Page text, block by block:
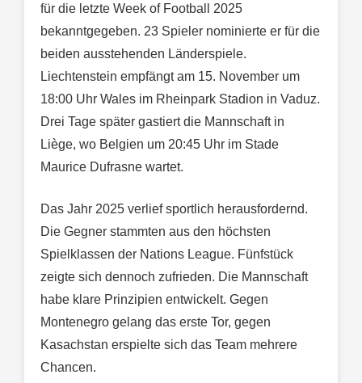
für die letzte Week of Football 2025
bekanntgegeben. 23 Spieler nominierte er für die
beiden ausstehenden Länderspiele.
Liechtenstein empfängt am 15. November um
18:00 Uhr Wales im Rheinpark Stadion in Vaduz.
Drei Tage später gastiert die Mannschaft in
Liège, wo Belgien um 20:45 Uhr im Stade
Maurice Dufrasne wartet.
Das Jahr 2025 verlief sportlich herausfordernd.
Die Gegner stammten aus den höchsten
Spielklassen der Nations League. Fünfstück
zeigte sich dennoch zufrieden. Die Mannschaft
habe klare Prinzipien entwickelt. Gegen
Montenegro gelang das erste Tor, gegen
Kasachstan erspielte sich das Team mehrere
Chancen.